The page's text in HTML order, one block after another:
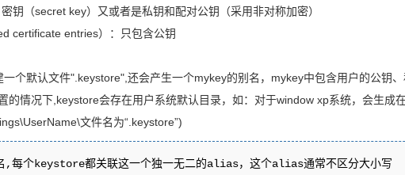
钥（secret key）又或者是私钥和配对公钥（采用非对称加密）
certificate entries）：只包含公钥
个默认文件".keystore",还会产生一个mykey的别名，mykey中包含用户的公钥、
的情况下,keystore会存在用户系统默认目录，如：对于window xp系统，会生成
文件名为“.keystore”)
keystore都关联这一个独一无二的alias，这个alias通常不区分大小写